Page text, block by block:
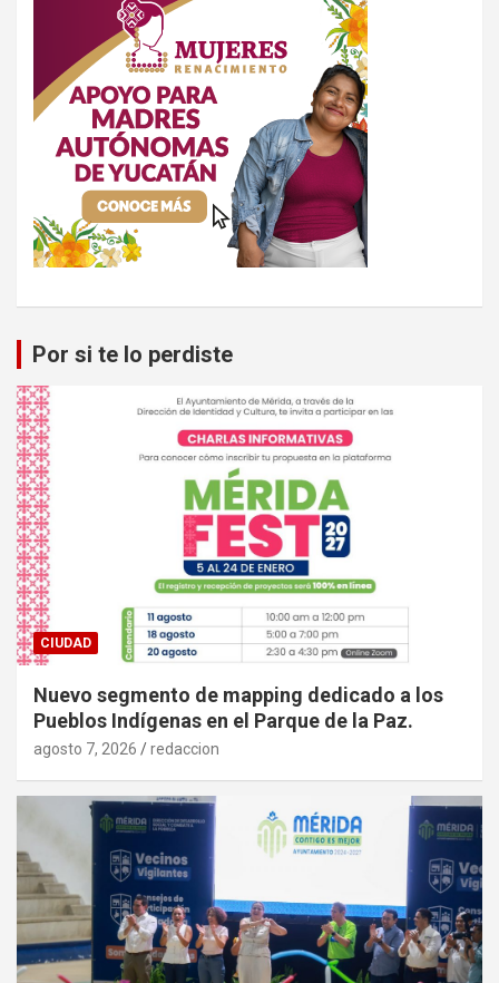
Por si te lo perdiste
CIUDAD
Nuevo segmento de mapping dedicado a los
Pueblos Indígenas en el Parque de la Paz.
agosto 7, 2026 redaccion